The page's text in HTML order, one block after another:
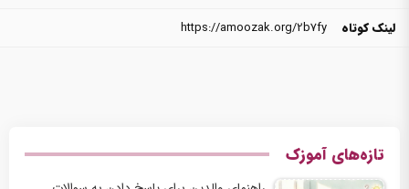
لینک کوتاه
https://amoozak.org/2b7fy
تازه‌های آموزک